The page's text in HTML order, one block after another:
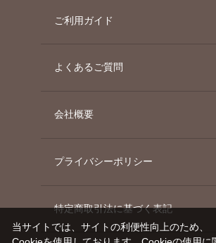
ご利用ガイド
よくあるご質問
会社概要
プライバシーポリシー
特定商取引法に基づく表記
当サイトでは、サイトの利便性向上のため、